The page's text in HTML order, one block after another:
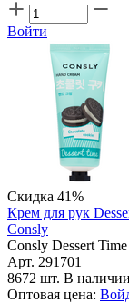
Войти
Скидка 41%
Крем для рук
Consly
Consly Dessert
Арт. 291701
8672 шт. В наличии
Оптовая цена: